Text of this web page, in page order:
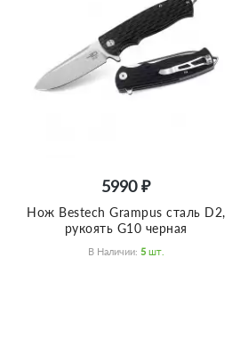
5990 ₽
Нож Bestech Grampus сталь D2,
рукоять G10 черная
В Наличии: 5 Шт.